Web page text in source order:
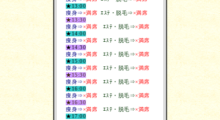
★13:00
痩身⇒ ×満席 ｴｽﾃ・脱毛⇒ ×満席
★13:30
痩身⇒ ×満席 ｴｽﾃ・脱毛⇒×満席
★14:00
痩身⇒ ×満席 ｴｽﾃ・脱毛⇒×満席
★14:30
痩身⇒ ×満席 ｴｽﾃ・脱毛⇒×満席
★15:00
痩身⇒ ×満席 ｴｽﾃ・脱毛⇒×満席
★15:30
痩身⇒ ×満席 ｴｽﾃ・脱毛⇒×満席
★16:00
痩身⇒ ×満席 ｴｽﾃ・脱毛⇒×満席
★16:30
痩身⇒ ×満席 ｴｽﾃ・脱毛⇒×満席
★17:00